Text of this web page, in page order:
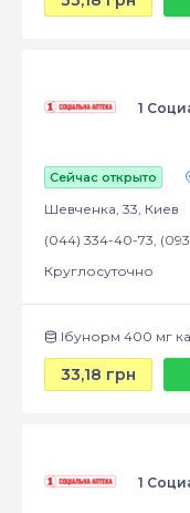
1
Сейчас открыто
Шевченка, 33, Киев
(044) 334-40-73,
Круглосуточно
Ібунорм 400 мг
33,18 грн
1